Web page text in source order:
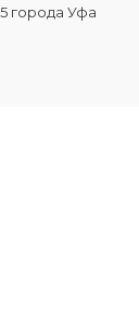
города Уфа